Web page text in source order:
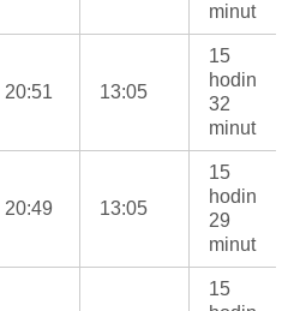
minut
20:51 13:05
15
hodin
32
minut
20:49 13:05
15
hodin
29
minut
15